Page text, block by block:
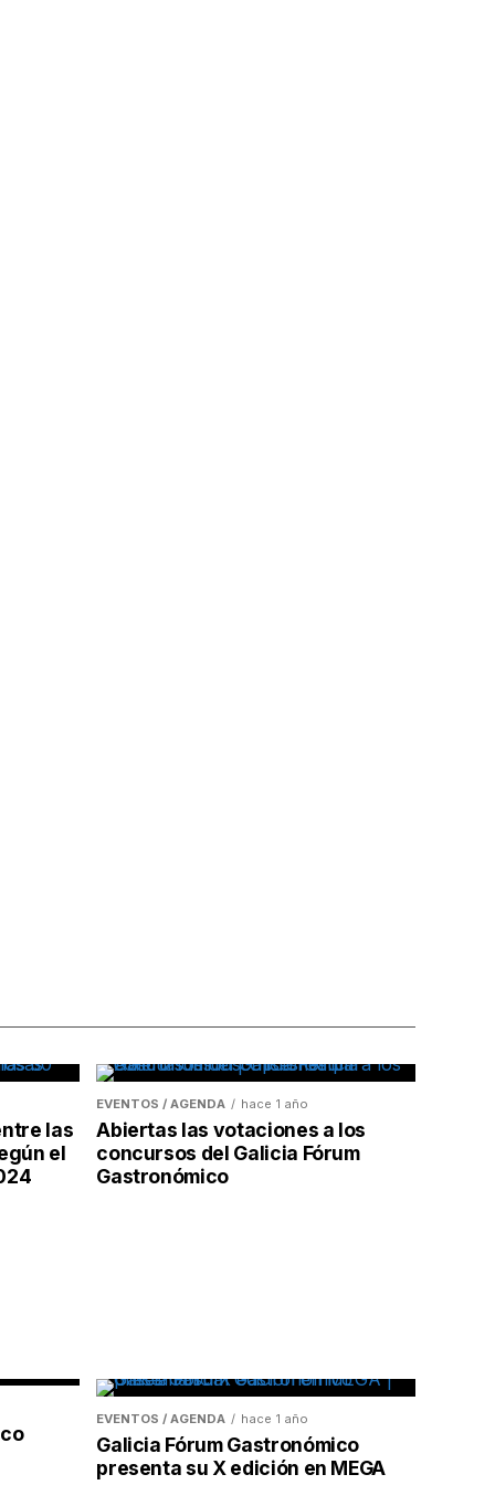
las
el
EVENTOS / AGENDA hace 1 año
Abiertas las votaciones a los
concursos del Galicia Fórum
Gastronómico
EVENTOS / AGENDA hace 1 año
Galicia Fórum Gastronómico
presenta su X edición en MEGA